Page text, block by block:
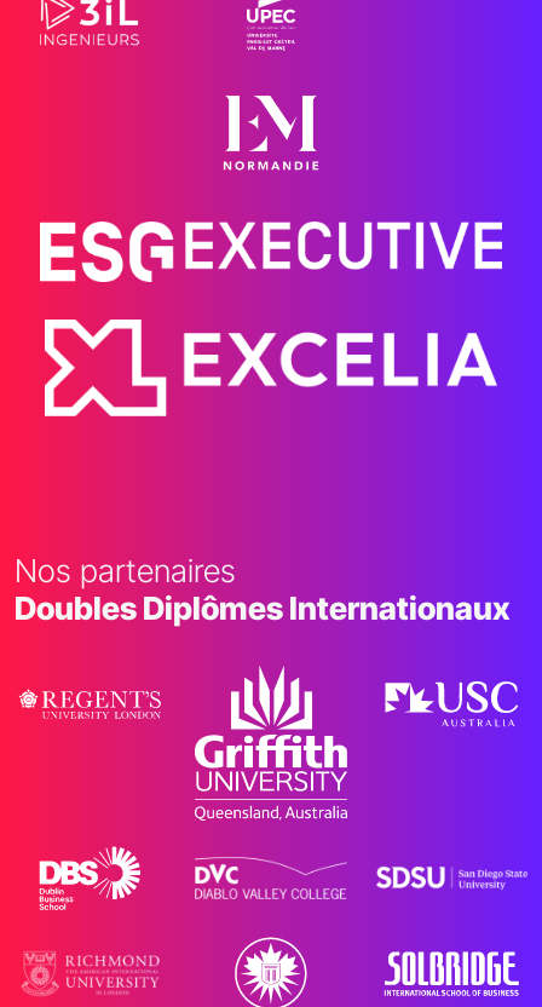
Nos partenaires
Doubles Diplômes Internationaux